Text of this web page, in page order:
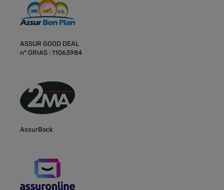
ASSUR GOOD DEAL
n° ORIAS : 11063984
AssurBack